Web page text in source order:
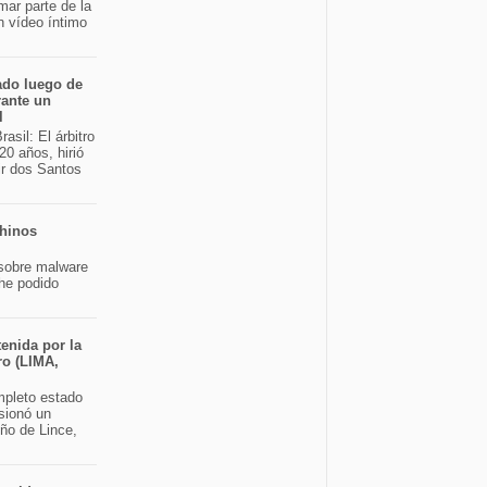
parte de la
vídeo íntimo
luego de
un
El árbitro
años, hirió
dos Santos
malware
podido
por la
(LIMA,
estado
un
de Lince,